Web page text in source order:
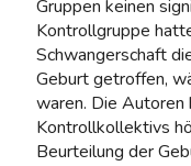
Gruppen keinen
Kontrollgruppe
Schwangerschaft
Geburt getroffen,
waren. Die Autoren
Kontrollkollektivs
Beurteilung der